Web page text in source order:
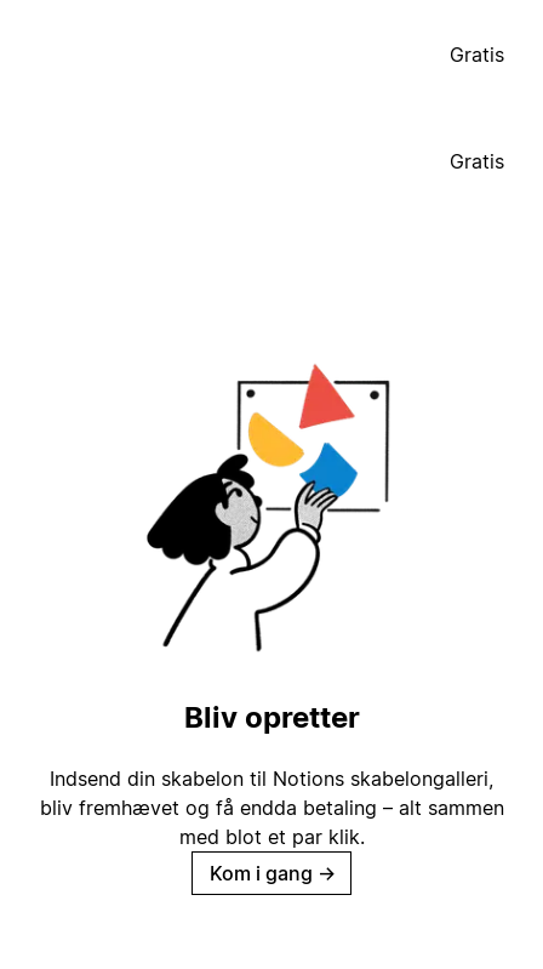
Gratis
Gratis
Bliv opretter
Indsend din skabelon til Notions skabelongalleri,
bliv fremhævet og få endda betaling – alt sammen
med blot et par klik.
Kom i gang →